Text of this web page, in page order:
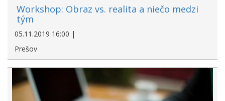
Workshop: Obraz vs. realita a niečo medzi
tým
05.11.2019 16:00 |
Prešov